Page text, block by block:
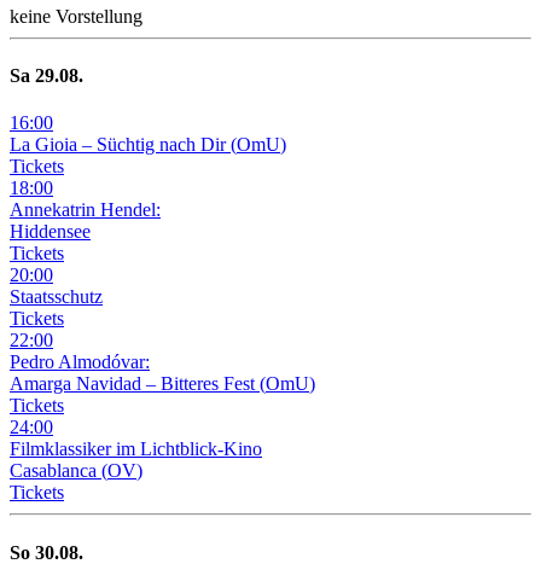
keine Vorstellung
Sa 29.08.
16:00
La Gioia – Süchtig nach Dir (OmU)
Tickets
18:00
Annekatrin Hendel:
Hiddensee
Tickets
20:00
Staatsschutz
Tickets
22:00
Pedro Almodóvar:
Amarga Navidad – Bitteres Fest (OmU)
Tickets
24:00
Filmklassiker im Lichtblick-Kino
Casablanca (OV)
Tickets
So 30.08.